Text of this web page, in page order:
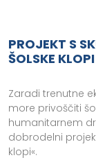
PROJEKT S
ŠOLSKE KLOPI
Zaradi trenutne
more privoščiti
humanitarnem
dobrodelni
klopi«.